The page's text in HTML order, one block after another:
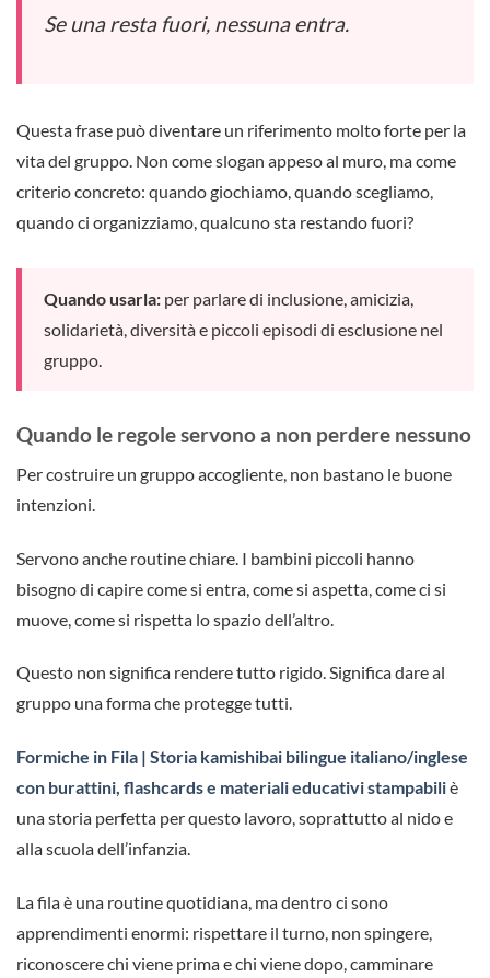
Se una resta fuori, nessuna entra.
Questa frase può diventare un riferimento molto forte per la
vita del gruppo. Non come slogan appeso al muro, ma come
criterio concreto: quando giochiamo, quando scegliamo,
quando ci organizziamo, qualcuno sta restando fuori?
Quando usarla: per parlare di inclusione, amicizia,
solidarietà, diversità e piccoli episodi di esclusione nel
gruppo.
Quando le regole servono a non perdere nessuno
Per costruire un gruppo accogliente, non bastano le buone
intenzioni.
Servono anche routine chiare. I bambini piccoli hanno
bisogno di capire come si entra, come si aspetta, come ci si
muove, come si rispetta lo spazio dell’altro.
Questo non significa rendere tutto rigido. Significa dare al
gruppo una forma che protegge tutti.
Formiche in Fila | Storia kamishibai bilingue italiano/inglese
con burattini, flashcards e materiali educativi stampabiliè
una storia perfetta per questo lavoro, soprattutto al nido e
alla scuola dell’infanzia.
La fila è una routine quotidiana, ma dentro ci sono
apprendimenti enormi: rispettare il turno, non spingere,
riconoscere chi viene prima e chi viene dopo, camminare